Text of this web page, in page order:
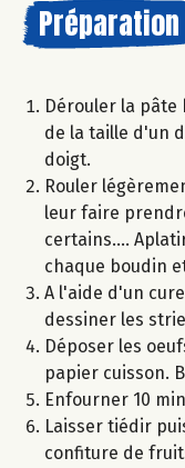
Préparation
Dérouler la
de la taille d'un
doigt.
Rouler
leur faire
certains....
chaque boudin
A l'aide d'un
dessiner les
Déposer les
papier cuisson.
Enfourner 10
Laisser tiédir
confiture de